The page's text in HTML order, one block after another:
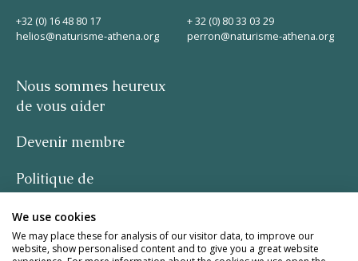
+32 (0) 16 48 80 17
helios@naturisme-athena.org
+ 32 (0) 80 33 03 29
perron@naturisme-athena.org
Nous sommes heureux
de vous aider
Devenir membre
Politique de
-
We use cookies
We may place these for analysis of our visitor data, to improve our
website, show personalised content and to give you a great website